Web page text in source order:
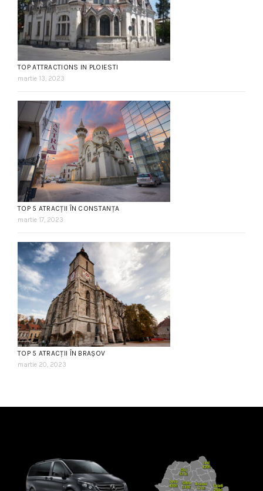
TOP ATTRACTIONS IN PLOIESTI
martie 13, 2023
TOP 5 ATRACȚII ÎN CONSTANȚA
martie 17, 2023
TOP 5 ATRACȚII ÎN BRAȘOV
martie 20, 2023